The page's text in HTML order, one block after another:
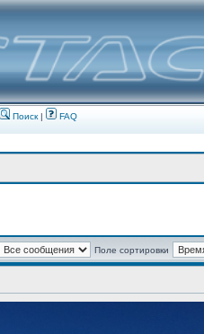
Поиск| FAQ
Поле сортировки